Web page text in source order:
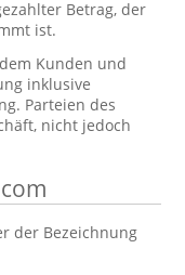
Betrag, der
ist.
Kunden und
inklusive
Parteien des
nicht jedoch
der Bezeichnung